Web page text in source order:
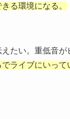
る環境になる。
たい。重低音
でライブにいっ